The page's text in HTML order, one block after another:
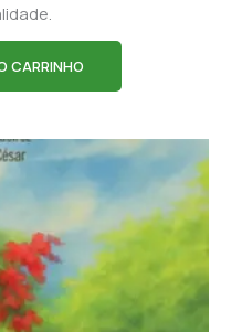
CARRINHO